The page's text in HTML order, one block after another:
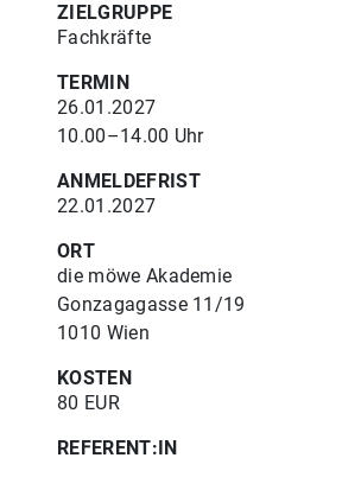
ZIELGRUPPE
Fachkräfte
TERMIN
26.01.2027
10.00–14.00 Uhr
ANMELDEFRIST
22.01.2027
ORT
die möwe Akademie
Gonzagagasse 11/19
1010 Wien
KOSTEN
80 EUR
REFERENT:IN